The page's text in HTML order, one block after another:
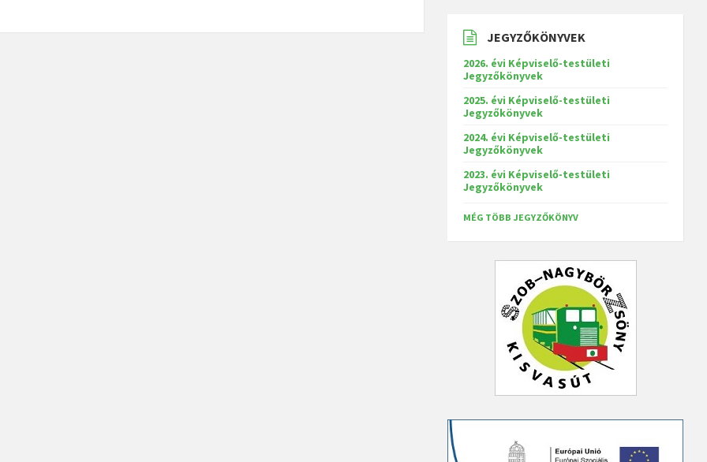
JEGYZŐKÖNYVEK
2026. évi Képviselő-testületi
Jegyzőkönyvek
2025. évi Képviselő-testületi
Jegyzőkönyvek
2024. évi Képviselő-testületi
Jegyzőkönyvek
2023. évi Képviselő-testületi
Jegyzőkönyvek
MÉG TÖBB JEGYZŐKÖNYV